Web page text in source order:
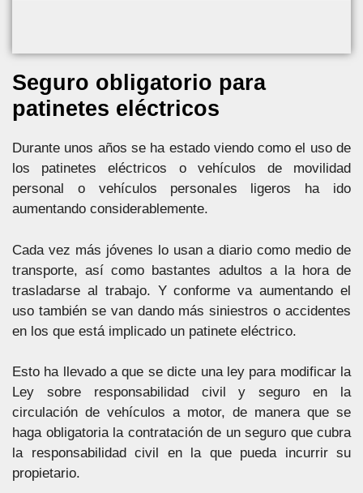
Seguro obligatorio para
patinetes eléctricos
Durante unos años se ha estado viendo como el uso de
los patinetes eléctricos o vehículos de movilidad
personal o vehículos personales ligeros ha ido
aumentando considerablemente.
Cada vez más jóvenes lo usan a diario como medio de
transporte, así como bastantes adultos a la hora de
trasladarse al trabajo. Y conforme va aumentando el
uso también se van dando más siniestros o accidentes
en los que está implicado un patinete eléctrico.
Esto ha llevado a que se dicte una ley para modificar la
Ley sobre responsabilidad civil y seguro en la
circulación de vehículos a motor, de manera que se
haga obligatoria la contratación de un seguro que cubra
la responsabilidad civil en la que pueda incurrir su
propietario.